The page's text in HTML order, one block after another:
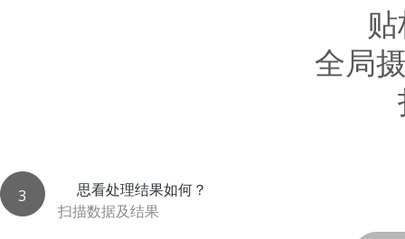
全局
3
思看处理结果如何？
扫描数据及结果